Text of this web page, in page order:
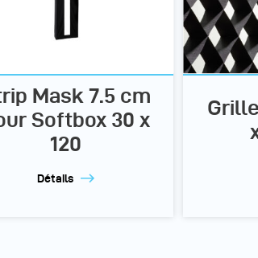
Mask 7.5 cm
Softbox 30 x
120
Détails